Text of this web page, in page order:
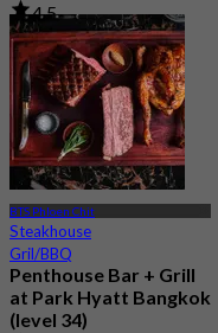
4.5
220 ditempah
Dari฿ 1,099
BTS Phloen Chit
Steakhouse
Gril/BBQ
Penthouse Bar + Grill
at Park Hyatt Bangkok
(level 34)